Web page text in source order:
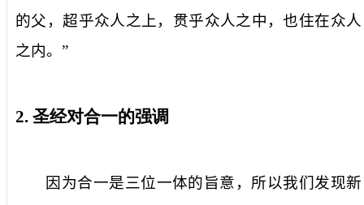
的父，超乎众人之上，贯乎众人之中，也住在众人
之内。”
2. 圣经对合一的强调
因为合一是三位一体的旨意，所以我们发现新